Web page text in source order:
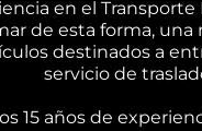
en el Transporte
de esta forma, una
destinados a
servicio de
15 años de